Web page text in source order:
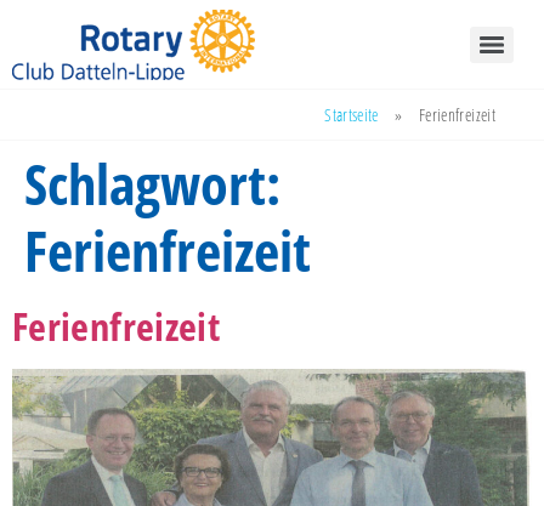
Startseite » Ferienfreizeit
Schlagwort:
Ferienfreizeit
Ferienfreizeit